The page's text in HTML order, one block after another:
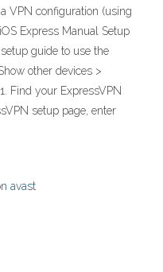
VPN configuration (using
Express Manual Setup
guide to use the
other devices >
Find your ExpressVPN
setup page, enter
avast